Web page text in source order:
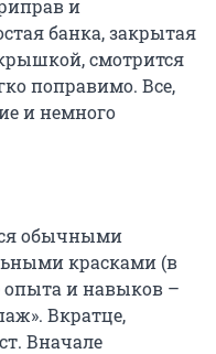
и
банка, закрытая
смотрится
поправимо. Все,
и немного
обычными
красками (в
опыта и навыков –
Вкратце,
Вначале